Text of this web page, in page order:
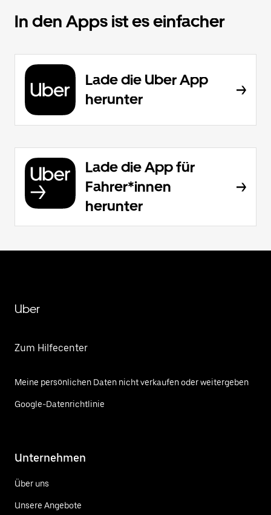
In den Apps ist es einfacher
Lade die Uber App
herunter
Lade die App für
Fahrer*innen
herunter
Uber
Zum Hilfecenter
Meine persönlichen Daten nicht verkaufen oder weitergeben
Google-Datenrichtlinie
Unternehmen
Über uns
Unsere Angebote